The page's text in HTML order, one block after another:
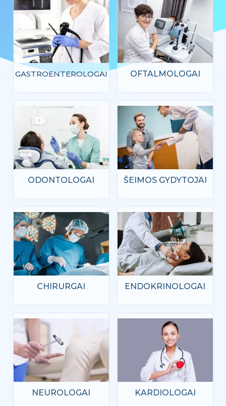
GASTROENTEROLOGAI OFTALMOLOGAI
ODONTOLOGAI ŠEIMOS GYDYTOJAI
CHIRURGAI ENDOKRINOLOGAI
NEUROLOGAI KARDIOLOGAI